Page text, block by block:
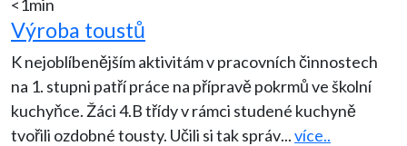
<1min
Výroba toustů
K nejoblíbenějším aktivitám v pracovních činnostech
na 1. stupni patří práce na přípravě pokrmů ve školní
kuchyňce. Žáci 4.B třídy v rámci studené kuchyně
tvořili ozdobné tousty. Učili si tak správ...více..